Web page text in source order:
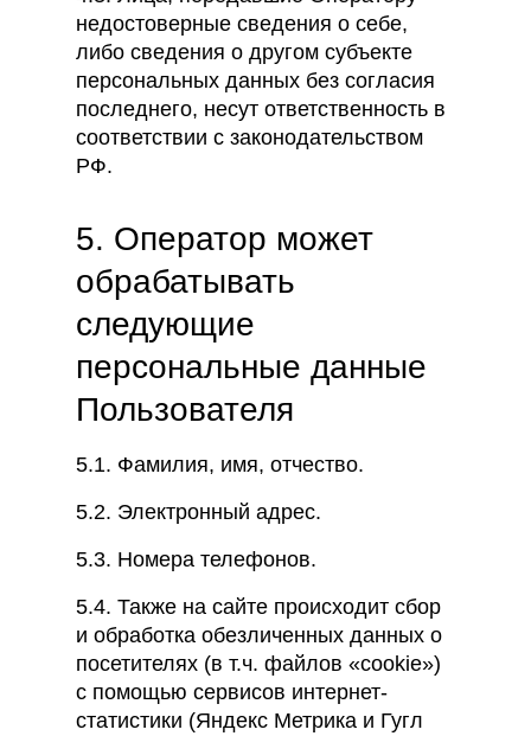
недостоверные сведения о себе,
либо сведения о другом субъекте
персональных данных без согласия
последнего, несут ответственность в
соответствии с законодательством
РФ.
5. Оператор может
обрабатывать
следующие
персональные данные
Пользователя
5.1. Фамилия, имя, отчество.
5.2. Электронный адрес.
5.3. Номера телефонов.
5.4. Также на сайте происходит сбор
и обработка обезличенных данных о
посетителях (в т.ч. файлов «cookie»)
с помощью сервисов интернет-
статистики (Яндекс Метрика и Гугл